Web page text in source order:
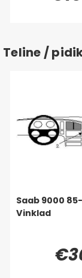
Teline /
Saab 9000
Vinklad